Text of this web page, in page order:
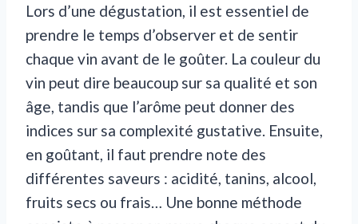
Lors d’une dégustation, il est essentiel de
prendre le temps d’observer et de sentir
chaque vin avant de le goûter. La couleur du
vin peut dire beaucoup sur sa qualité et son
âge, tandis que l’arôme peut donner des
indices sur sa complexité gustative. Ensuite,
en goûtant, il faut prendre note des
différentes saveurs : acidité, tanins, alcool,
fruits secs ou frais… Une bonne méthode